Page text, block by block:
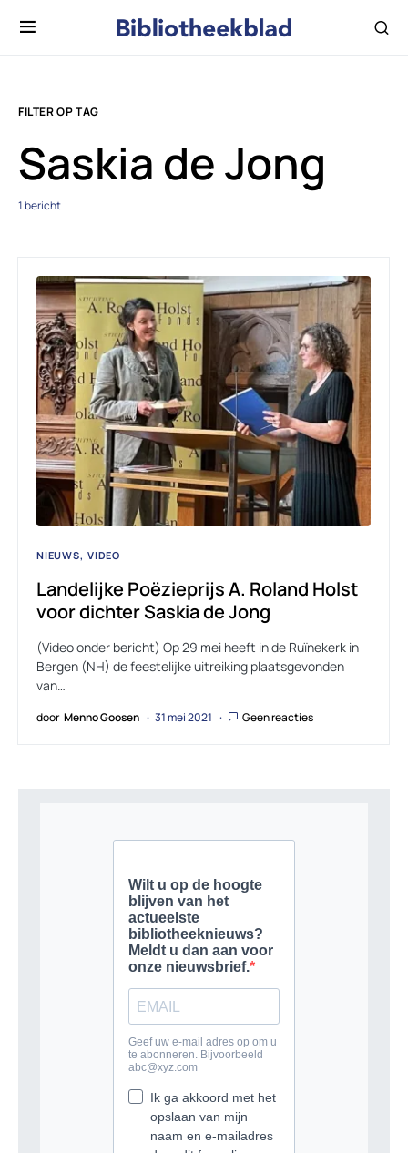
FILTER OP TAG
Saskia de Jong
1 bericht
NIEUWS VIDEO
Landelijke Poëzieprijs A. Roland Holst
voor dichter Saskia de Jong
(Video onder bericht) Op 29 mei heeft in de Ruïnekerk in
Bergen (NH) de feestelijke uitreiking plaatsgevonden
van…
door Menno Goosen 31 mei 2021 Geen reacties